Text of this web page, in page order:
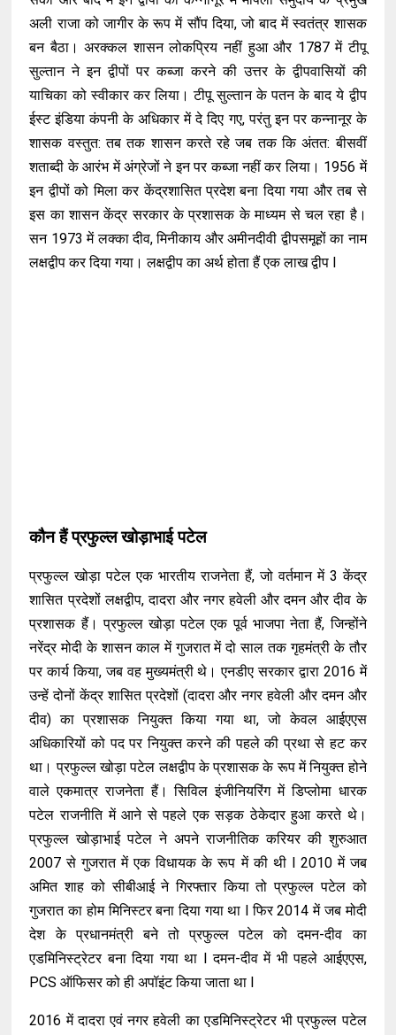
अली राजा को जागीर के रूप में सौंप दिया, जो बाद में स्वतंत्र शासक
बन बैठा। अरक्कल शासन लोकप्रिय नहीं हुआ और 1787 में टीपू
सुल्तान ने इन द्वीपों पर कब्जा करने की उत्तर के द्वीपवासियों की
याचिका को स्वीकार कर लिया। टीपू सुल्तान के पतन के बाद ये द्वीप
ईस्ट इंडिया कंपनी के अधिकार में दे दिए गए, परंतु इन पर कन्नानूर के
शासक वस्तुत: तब तक शासन करते रहे जब तक कि अंतत: बीसवीं
शताब्दी के आरंभ में अंग्रेजों ने इन पर कब्जा नहीं कर लिया। 1956 में
इन द्वीपों को मिला कर केंद्रशासित प्रदेश बना दिया गया और तब से
इस का शासन केंद्र सरकार के प्रशासक के माध्यम से चल रहा है।
सन 1973 में लक्का दीव, मिनीकाय और अमीनदीवी द्वीपसमूहों का नाम
लक्षद्वीप कर दिया गया। लक्षद्वीप का अर्थ होता हैं एक लाख द्वीप l
कौन हैं प्रफुल्ल खोड़ाभाई पटेल
प्रफुल्ल खोड़ा पटेल एक भारतीय राजनेता हैं, जो वर्तमान में 3 केंद्र
शासित प्रदेशों लक्षद्वीप, दादरा और नगर हवेली और दमन और दीव के
प्रशासक हैं। प्रफुल्ल खोड़ा पटेल एक पूर्व भाजपा नेता हैं, जिन्होंने
नरेंद्र मोदी के शासन काल में गुजरात में दो साल तक गृहमंत्री के तौर
पर कार्य किया, जब वह मुख्यमंत्री थे। एनडीए सरकार द्वारा 2016 में
उन्हें दोनों केंद्र शासित प्रदेशों (दादरा और नगर हवेली और दमन और
दीव) का प्रशासक नियुक्त किया गया था, जो केवल आईएएस
अधिकारियों को पद पर नियुक्त करने की पहले की प्रथा से हट कर
था। प्रफुल्ल खोड़ा पटेल लक्षद्वीप के प्रशासक के रूप में नियुक्त होने
वाले एकमात्र राजनेता हैं। सिविल इंजीनियरिंग में डिप्लोमा धारक
पटेल राजनीति में आने से पहले एक सड़क ठेकेदार हुआ करते थे।
प्रफुल्ल खोड़ाभाई पटेल ने अपने राजनीतिक करियर की शुरुआत
2007 से गुजरात में एक विधायक के रूप में की थी l 2010 में जब
अमित शाह को सीबीआई ने गिरफ्तार किया तो प्रफुल्ल पटेल को
गुजरात का होम मिनिस्टर बना दिया गया था l फिर 2014 में जब मोदी
देश के प्रधानमंत्री बने तो प्रफुल्ल पटेल को दमन-दीव का
एडमिनिस्ट्रेटर बना दिया गया था l दमन-दीव में भी पहले आईएएस,
PCS ऑफिसर को ही अपॉइंट किया जाता था l
2016 में दादरा एवं नगर हवेली का एडमिनिस्ट्रेटर भी प्रफुल्ल पटेल